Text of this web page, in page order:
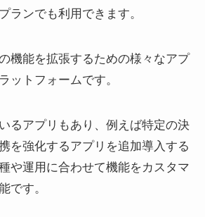
ランでも利用できます。
機能を拡張するための様々なアプ
ットフォームです。
るアプリもあり、例えば特定の決
を強化するアプリを追加導入する
や運用に合わせて機能をカスタマ
です。